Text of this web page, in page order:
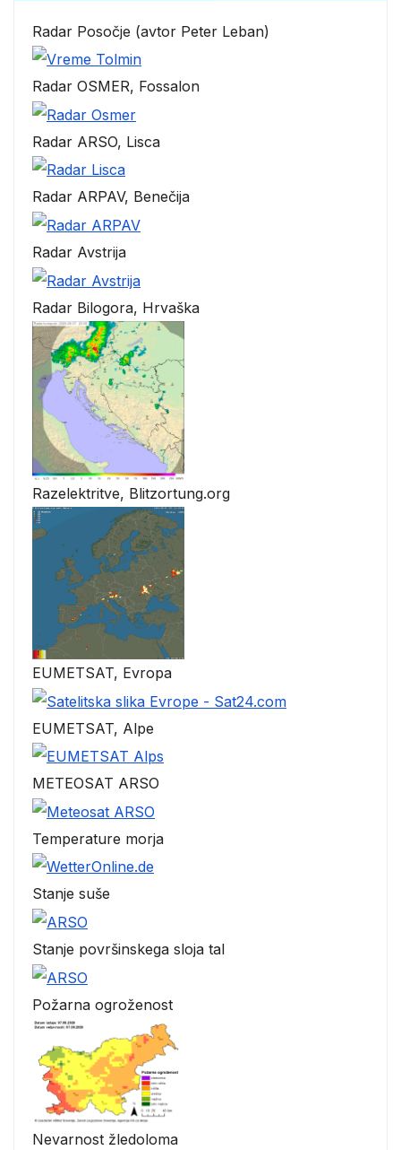
Radar Posočje (avtor Peter Leban)
Radar OSMER, Fossalon
Radar ARSO, Lisca
Radar ARPAV, Benečija
Radar Avstrija
Radar Bilogora, Hrvaška
Razelektritve, Blitzortung.org
EUMETSAT, Evropa
EUMETSAT, Alpe
METEOSAT ARSO
Temperature morja
Stanje suše
Stanje površinskega sloja tal
Požarna ogroženost
Nevarnost žledoloma